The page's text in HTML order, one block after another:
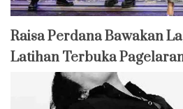
Raisa Perdana Bawakan
Latihan Terbuka